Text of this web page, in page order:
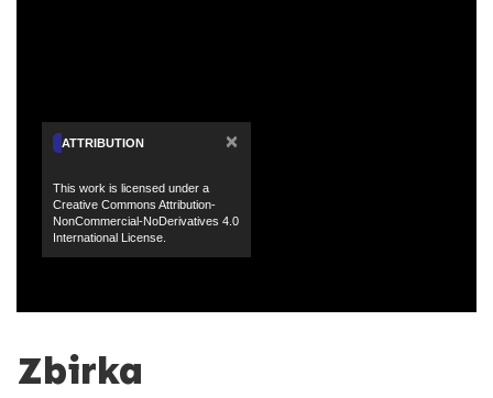
Zbirka
ATTRIBUTION ×
This work is licensed under a
Creative Commons Attribution-
NonCommercial-NoDerivatives 4.0
International License.